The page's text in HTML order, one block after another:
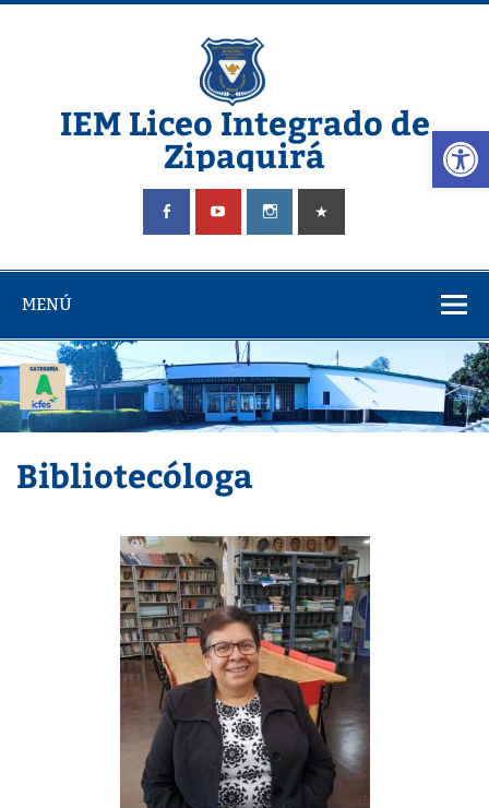
Abrir
Saltar
IEM Liceo Integrado de
Zipaquirá
Pagina del Liceo Integrado Zipaquira
MENÚ
Bibliotecóloga